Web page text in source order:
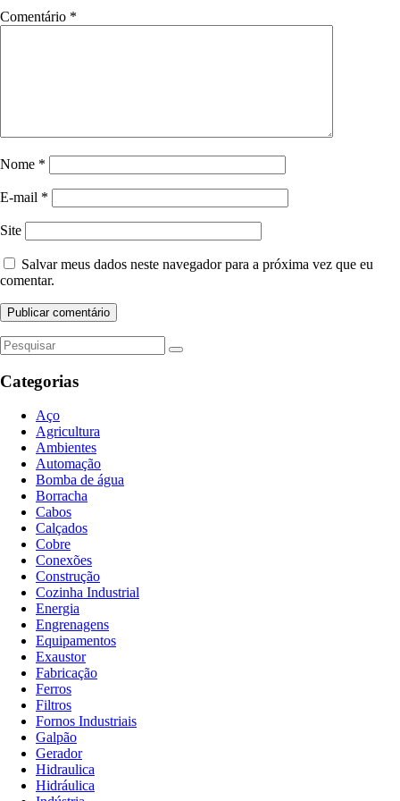
Comentário *
Nome *
E-mail *
Site
Salvar meus dados neste navegador para a próxima vez que eu
comentar.
Categorias
Aço
Agricultura
Ambientes
Automação
Bomba de água
Borracha
Cabos
Calçados
Cobre
Conexões
Construção
Cozinha Industrial
Energia
Engrenagens
Equipamentos
Exaustor
Fabricação
Ferros
Filtros
Fornos Industriais
Galpão
Gerador
Hidraulica
Hidráulica